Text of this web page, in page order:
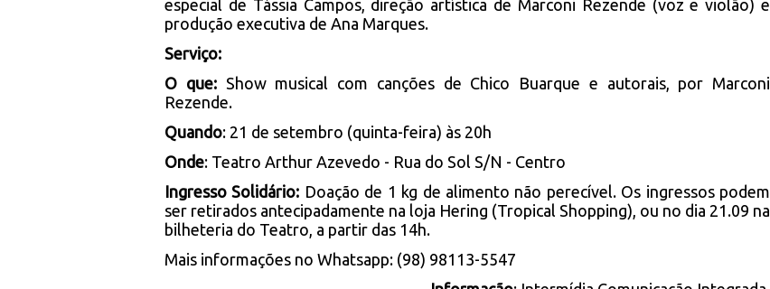
especial de Tássia Campos, direção artística de Marconi Rezende (voz e violão) e
produção executiva de Ana Marques.
Serviço:
O que: Show musical com canções de Chico Buarque e autorais, por Marconi
Rezende.
Quando: 21 de setembro (quinta-feira) às 20h
Onde: Teatro Arthur Azevedo - Rua do Sol S/N - Centro
Ingresso Solidário: Doação de 1 kg de alimento não perecível. Os ingressos podem
ser retirados antecipadamente na loja Hering (Tropical Shopping), ou no dia 21.09 na
bilheteria do Teatro, a partir das 14h.
Mais informações no Whatsapp: (98) 98113-5547